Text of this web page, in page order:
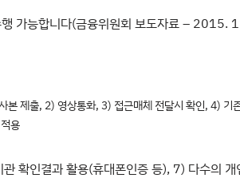
행 가능합니다(금융위원회 보도자료 –
본 제출, 2) 영상통화, 3) 접근매체 전달시 확인, 4) 기
용
확인결과 활용(휴대폰인증 등), 7) 다수의